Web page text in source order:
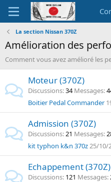
La section Nissan 370Z
Amélioration des
Comment vous avez amélioré les
Moteur (370Z)
Discussions 34 Messages
Boitier Pedal Commander
Admission (370Z)
Discussions 21 Messages
kit typhon k&n 370z25/10/
Echappement (370Z)
Discussions 121 Messages